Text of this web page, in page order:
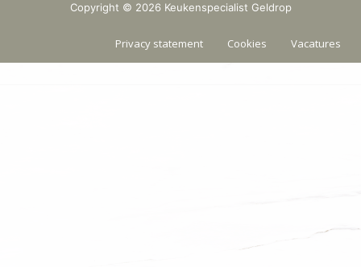
Copyright © 2026 Keukenspecialist Geldrop
Privacy statement Cookies Vacatures